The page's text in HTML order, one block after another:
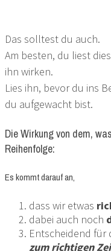
Das solltest du auch.
Am besten, du liest
ihn wirken.
Lies ihn, bevor du ins
du aufgewacht bist.
Die Wirkung von dem,
Reihenfolge:
Es kommt darauf an,
dass wir etwas
dabei auch noch
Entscheidend für
zum richtigen